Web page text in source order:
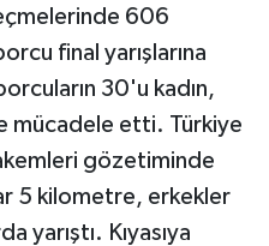
606
final yarışlarına
30'u kadın,
mücadele etti. Türkiye
gözetiminde
5 kilometre, erkekler
yarıştı. Kıyasıya